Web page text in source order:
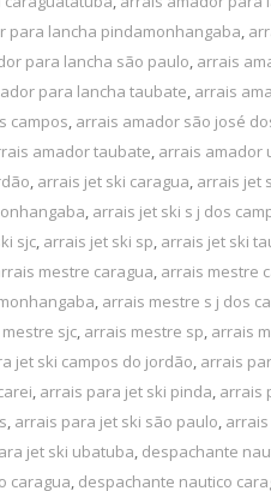
para lancha pindamonhangaba,
para lancha são paulo, arrais
para lancha taubate, arrais
campos, arrais amador são josé
amador taubate, arrais amador
, arrais jet ski caragua, arrais jet
, arrais jet ski s j dos
sjc, arrais jet ski sp, arrais jet ski
mestre caragua, arrais mestre
, arrais mestre s j dos
sjc, arrais mestre sp, arrais
jet ski campos do jordão, arrais
, arrais para jet ski pinda, arrais
, arrais para jet ski são paulo,
jet ski ubatuba, despachante
caragua, despachante nautico